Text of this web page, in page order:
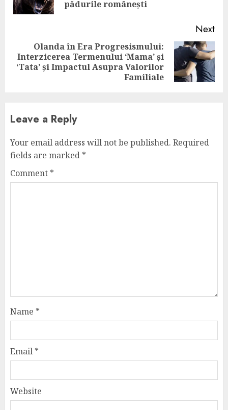
pădurile românești
Next
Next
post:
Olanda în Era Progresismului:
Interzicerea Termenului ‘Mama’ și
‘Tata’ și Impactul Asupra Valorilor
Familiale
Leave a Reply
Your email address will not be published. Required
fields are marked *
Comment *
Name *
Email *
Website